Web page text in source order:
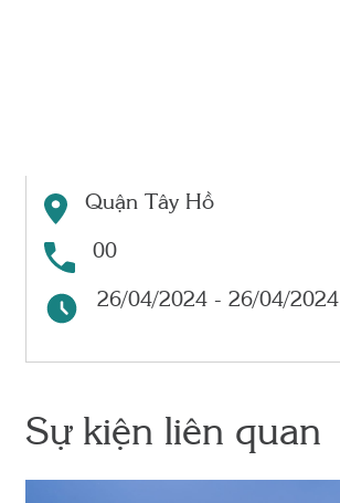
Quận Tây Hồ
00
26/04/2024 - 26/04/2024
Sự kiện liên quan